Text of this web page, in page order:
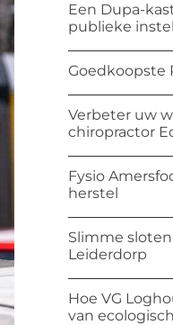
Een Dupa-
publieke
Goedkoopste
Verbeter uw
chiropractor
Fysio
herstel
Slimme
Leiderdorp
Hoe VG
van